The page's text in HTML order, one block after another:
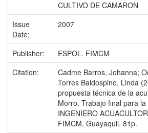
CULTIVO DE CAMARON
Issue
Date:
2007
Publisher:
ESPOL. FIMCM
Citation:
Cadme Barros, Johanna;
Torres Baldospino, Linda
propuesta técnica de la
Morro. Trabajo final para
INGENIERO
FIMCM, Guayaquil. 81p.